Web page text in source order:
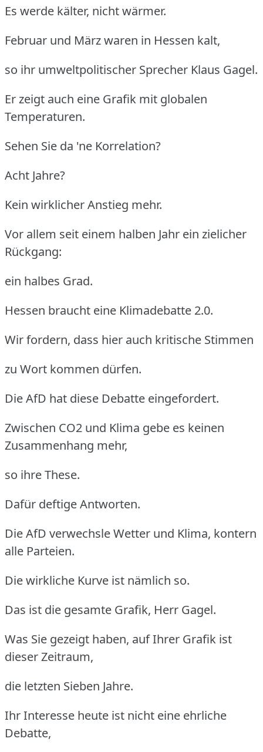
Es werde kälter, nicht wärmer.
Februar und März waren in Hessen kalt,
so ihr umweltpolitischer Sprecher Klaus Gagel.
Er zeigt auch eine Grafik mit globalen
Temperaturen.
Sehen Sie da 'ne Korrelation?
Acht Jahre?
Kein wirklicher Anstieg mehr.
Vor allem seit einem halben Jahr ein zielicher
Rückgang:
ein halbes Grad.
Hessen braucht eine Klimadebatte 2.0.
Wir fordern, dass hier auch kritische Stimmen
zu Wort kommen dürfen.
Die AfD hat diese Debatte eingefordert.
Zwischen CO2 und Klima gebe es keinen
Zusammenhang mehr,
so ihre These.
Dafür deftige Antworten.
Die AfD verwechsle Wetter und Klima, kontern
alle Parteien.
Die wirkliche Kurve ist nämlich so.
Das ist die gesamte Grafik, Herr Gagel.
Was Sie gezeigt haben, auf Ihrer Grafik ist
dieser Zeitraum,
die letzten Sieben Jahre.
Ihr Interesse heute ist nicht eine ehrliche
Debatte,